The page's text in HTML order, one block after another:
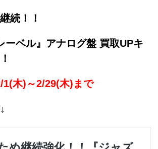
続！！
ーベル』アナログ盤 買取UPキ
1(木)～2/29(木)まで